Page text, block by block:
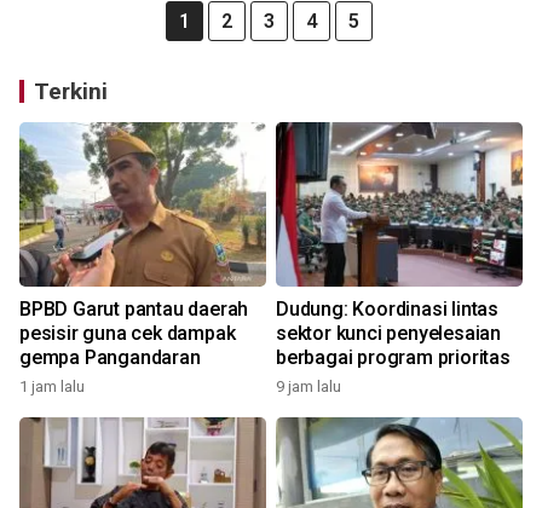
1 2 3 4 5
Terkini
BPBD Garut pantau daerah
pesisir guna cek dampak
gempa Pangandaran
1 jam lalu
Dudung: Koordinasi lintas
sektor kunci penyelesaian
berbagai program prioritas
9 jam lalu